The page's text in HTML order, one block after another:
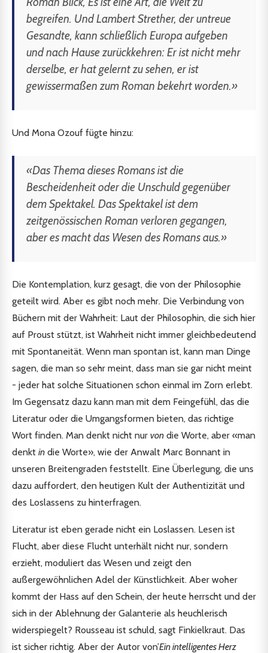
begreifen. Und Lambert Strether, der untreue
Gesandte, kann schließlich Europa aufgeben
und nach Hause zurückkehren: Er ist nicht mehr
derselbe, er hat gelernt zu sehen, er ist
gewissermaßen zum Roman bekehrt worden.»
Und Mona Ozouf fügte hinzu:
«Das Thema dieses Romans ist die
Bescheidenheit oder die Unschuld gegenüber
dem Spektakel. Das Spektakel ist dem
zeitgenössischen Roman verloren gegangen,
aber es macht das Wesen des Romans aus.»
Die Kontemplation, kurz gesagt, die von der Philosophie
geteilt wird. Aber es gibt noch mehr. Die Verbindung von
Büchern mit der Wahrheit: Laut der Philosophin, die sich hier
auf Proust stützt, ist Wahrheit nicht immer gleichbedeutend
mit Spontaneität. Wenn man spontan ist, kann man Dinge
sagen, die man so sehr meint, dass man sie gar nicht meint
- jeder hat solche Situationen schon einmal im Zorn erlebt.
Im Gegensatz dazu kann man mit dem Feingefühl, das die
Literatur oder die Umgangsformen bieten, das richtige
Wort finden. Man denkt nicht nur von die Worte, aber «man
denkt in die Worte», wie der Anwalt Marc Bonnant in
unseren Breitengraden feststellt. Eine Überlegung, die uns
dazu auffordert, den heutigen Kult der Authentizität und
des Loslassens zu hinterfragen.
Literatur ist eben gerade nicht ein Loslassen. Lesen ist
Flucht, aber diese Flucht unterhält nicht nur, sondern
erzieht, moduliert das Wesen und zeigt den
außergewöhnlichen Adel der Künstlichkeit. Aber woher
kommt der Hass auf den Schein, der heute herrscht und der
sich in der Ablehnung der Galanterie als heuchlerisch
widerspiegelt? Rousseau ist schuld, sagt Finkielkraut. Das
ist sicher richtig. Aber der Autor von’Ein intelligentes Herz